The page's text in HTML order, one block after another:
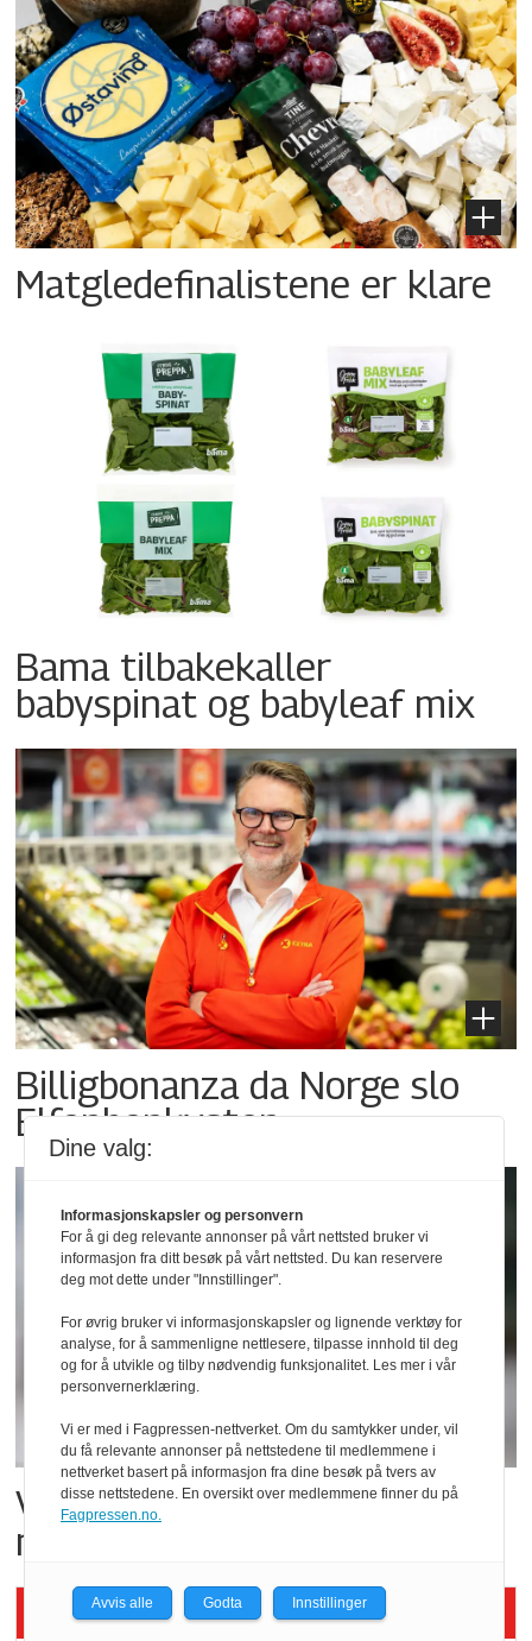
Matgledefinalistene er klare
Bama tilbakekaller
babyspinat og babyleaf mix
Billigbonanza da Norge slo
Elfenbenkysten
Vil vokse i brusmarkedet
med Dr Pepper
Siste artikler - KBS
Dine valg:
Informasjonskapsler og personvern
For å gi deg relevante annonser på vårt nettsted bruker vi
informasjon fra ditt besøk på vårt nettsted. Du kan reservere
deg mot dette under "Innstillinger".
For øvrig bruker vi informasjonskapsler og lignende verktøy for
analyse, for å sammenligne nettlesere, tilpasse innhold til deg
og for å utvikle og tilby nødvendig funksjonalitet. Les mer i vår
personvernerklæring.
Vi er med i Fagpressen-nettverket. Om du samtykker under, vil
du få relevante annonser på nettstedene til medlemmene i
nettverket basert på informasjon fra dine besøk på tvers av
disse nettstedene. En oversikt over medlemmene finner du på
Fagpressen.no.
Avvis alle Godta Innstillinger